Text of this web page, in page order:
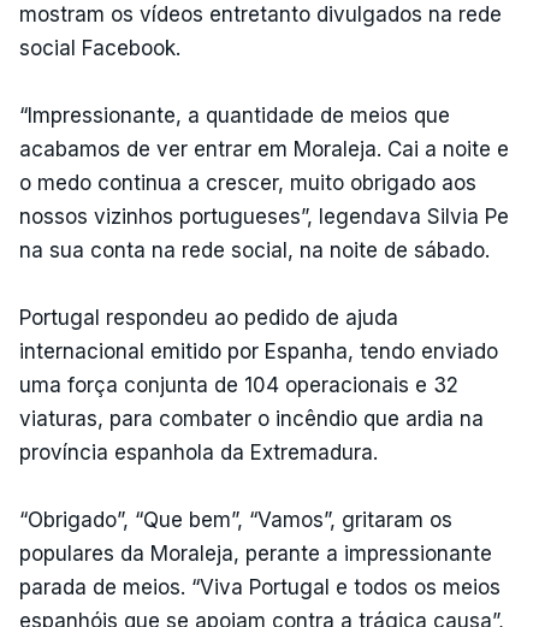
mostram os vídeos entretanto divulgados na rede
social Facebook.
“Impressionante, a quantidade de meios que
acabamos de ver entrar em Moraleja. Cai a noite e
o medo continua a crescer, muito obrigado aos
nossos vizinhos portugueses”, legendava Silvia Pe
na sua conta na rede social, na noite de sábado.
Portugal respondeu ao pedido de ajuda
internacional emitido por Espanha, tendo enviado
uma força conjunta de 104 operacionais e 32
viaturas, para combater o incêndio que ardia na
província espanhola da Extremadura.
“Obrigado”, “Que bem”, “Vamos”, gritaram os
populares da Moraleja, perante a impressionante
parada de meios. “Viva Portugal e todos os meios
espanhóis que se apoiam contra a trágica causa”,